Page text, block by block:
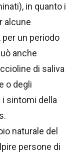
in quanto i
alcune
per un periodo
anche
di saliva
o degli
sintomi della
naturale del
persone di